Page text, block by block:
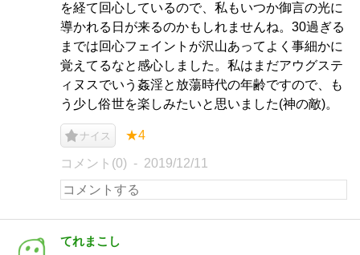
を経て回心しているので、私もいつか御言の光に
導かれる日が来るのかもしれませんね。30過ぎる
までは回心フェイントが沢山あってよく事細かに
覚えてるなと感心しました。私はまだアウグステ
ィヌスでいう姦淫と放蕩時代の年齢ですので、も
う少し俗世を楽しみたいと思いました(神の敵)。
ナイス ★4
コメント(0) 2019/12/11
てれまこし